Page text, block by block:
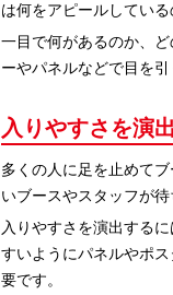
は何をアピールしてい
一目で何があるのか、
ーやパネルなどで目を
入りやすさを演
多くの人に足を止めて
いブースやスタッフが
入りやすさを演出する
すいようにパネルやポ
要です。